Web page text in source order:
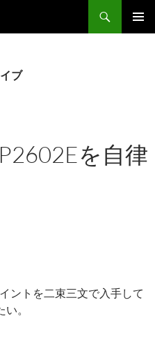
ブ
を自律
ントを二束三文で入手して
。